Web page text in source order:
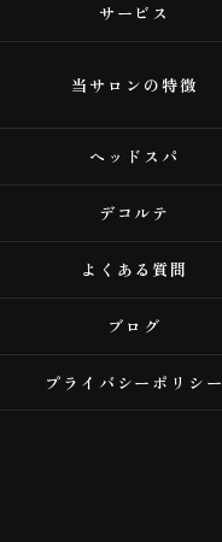
サービス
当サロンの特徴
ヘッドスパ
デコルテ
よくある質問
ブログ
プライバシーポリシー